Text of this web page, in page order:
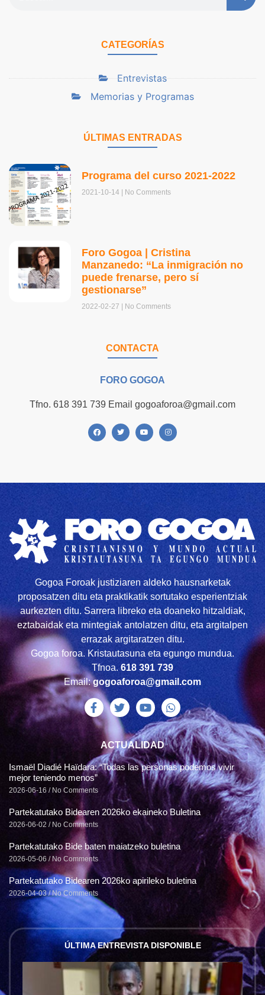
CATEGORÍAS
Entrevistas
Memorias y Programas
ÚLTIMAS ENTRADAS
Programa del curso 2021-2022
2021-10-14 No Comments
Foro Gogoa | Cristina
Manzanedo: “La inmigración no
puede frenarse, pero sí
gestionarse”
2022-02-27 No Comments
CONTACTA
FORO GOGOA
Tfno. 618 391 739 Email gogoaforoa@gmail.com
Gogoa Foroak justiziaren aldeko hausnarketak
proposatzen ditu eta praktikatik sortutako esperientziak
aurkezten ditu. Sarrera libreko eta doaneko hitzaldiak,
eztabaidak eta mintegiak antolatzen ditu, eta argitalpen
errazak argitaratzen ditu.
Gogoa foroa. Kristautasuna eta egungo mundua.
Tfnoa. 618 391 739
Email:gogoaforoa@gmail.com
ACTUALIDAD
Ismaël Diadié Haïdara: “Todas las personas podemos vivir
mejor teniendo menos”
2026-06-16 No Comments
Partekatutako Bidearen 2026ko ekaineko Buletina
2026-06-02 No Comments
Partekatutako Bide baten maiatzeko buletina
2026-05-06 No Comments
Partekatutako Bidearen 2026ko apirileko buletina
2026-04-03 No Comments
ÚLTIMA ENTREVISTA DISPONIBLE